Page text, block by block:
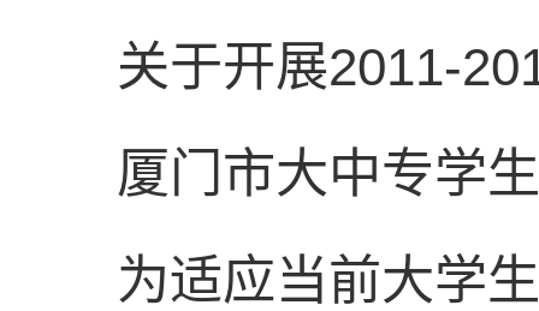
关于开展2011-
厦门市大中专学
为适应当前大学